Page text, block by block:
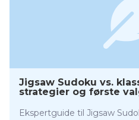
Jigsaw Sudoku vs.
strategier og første
Ekspertguide til Jigsaw